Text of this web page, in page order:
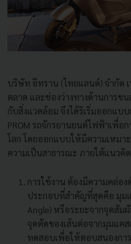
บริษัท อีทราน (ไทยแลนด์) จำกัด
ตลาด และช่องว่างทางด้านการข
กับสิ่งแวดล้อม จึงได้ริเริ่มออกแบ
PROM รถจักรยานยนต์ไฟฟ้าเพื่อ
โลก โดยออกแบบให้มีความเหมา
ความเป็นสาธารณะ ภายใต้แนวคิ
การใช้งาน ต้องมีความคล่อ
ประกอบที่สำคัญที่สุดคือ มุม
Angle) หรือระยะจากจุดสัม
จุดตัดของเส้นต่อจากมุมแค
ทดสอบเพื่อให้ตอบสนองการ